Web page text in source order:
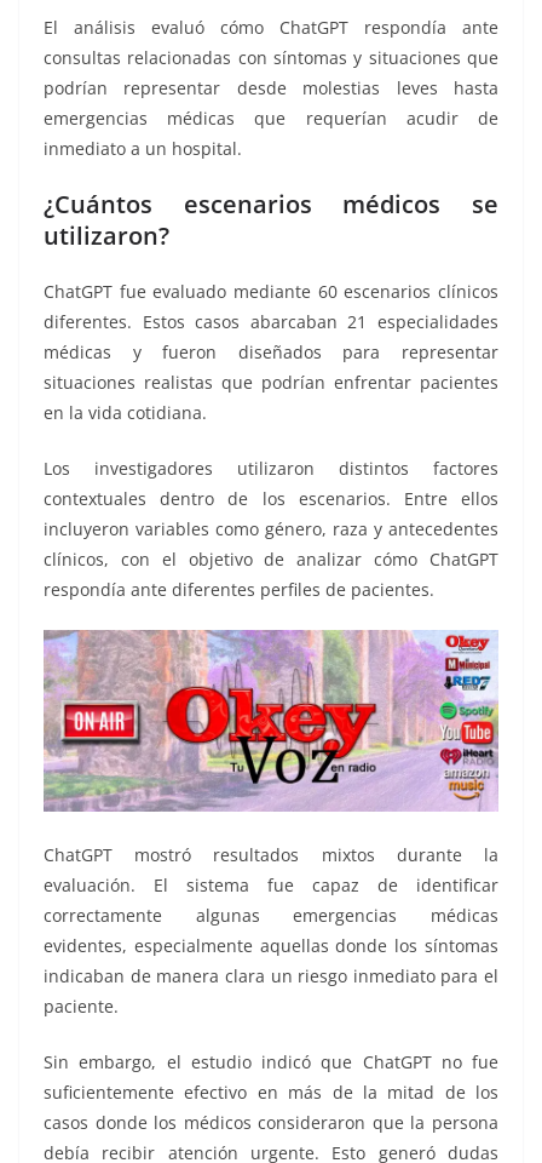
El análisis evaluó cómo ChatGPT respondía ante
consultas relacionadas con síntomas y situaciones que
podrían representar desde molestias leves hasta
emergencias médicas que requerían acudir de
inmediato a un hospital.
¿Cuántos escenarios médicos se
utilizaron?
ChatGPT fue evaluado mediante 60 escenarios clínicos
diferentes. Estos casos abarcaban 21 especialidades
médicas y fueron diseñados para representar
situaciones realistas que podrían enfrentar pacientes
en la vida cotidiana.
Los investigadores utilizaron distintos factores
contextuales dentro de los escenarios. Entre ellos
incluyeron variables como género, raza y antecedentes
clínicos, con el objetivo de analizar cómo ChatGPT
respondía ante diferentes perfiles de pacientes.
ChatGPT mostró resultados mixtos durante la
evaluación. El sistema fue capaz de identificar
correctamente algunas emergencias médicas
evidentes, especialmente aquellas donde los síntomas
indicaban de manera clara un riesgo inmediato para el
paciente.
Sin embargo, el estudio indicó que ChatGPT no fue
suficientemente efectivo en más de la mitad de los
casos donde los médicos consideraron que la persona
debía recibir atención urgente. Esto generó dudas